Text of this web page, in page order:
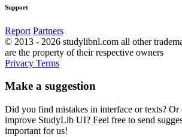
Support
Report Partners
© 2013 - 2026 studylibnl.com all other
are the property of their respective owners
Privacy Terms
Make a suggestion
Did you find mistakes in interface or texts?
improve StudyLib UI? Feel free to send
important for us!